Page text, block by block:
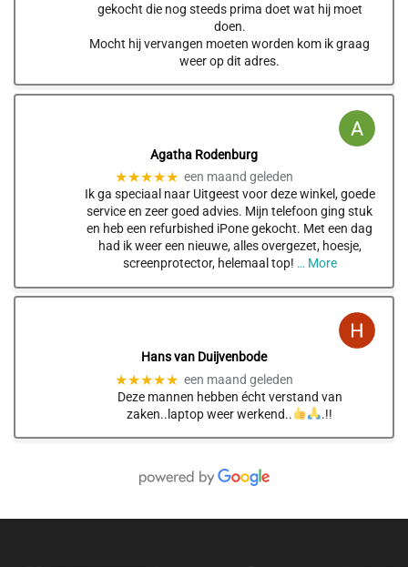
gekocht die nog steeds prima doet wat hij moet
doen.
Mocht hij vervangen moeten worden kom ik graag
weer op dit adres.
Agatha Rodenburg
★★★★★ een maand geleden
Ik ga speciaal naar Uitgeest voor deze winkel, goede
service en zeer goed advies. Mijn telefoon ging stuk
en heb een refurbished iPone gekocht. Met een dag
had ik weer een nieuwe, alles overgezet, hoesje,
screenprotector, helemaal top! … More
Hans van Duijvenbode
★★★★★ een maand geleden
Deze mannen hebben écht verstand van
zaken..laptop weer werkend..
.!!